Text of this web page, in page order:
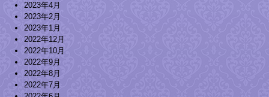
2023年4月
2023年2月
2023年1月
2022年12月
2022年10月
2022年9月
2022年8月
2022年7月